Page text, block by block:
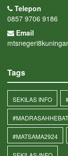
Telepon
0857 9706 9186
Email
Tags
SEKILAS INFO
#MADRASAHHEBAT
#MATSAMA2924